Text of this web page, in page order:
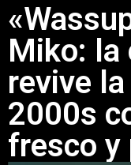
Miko: la
revive
2000s
fresco y